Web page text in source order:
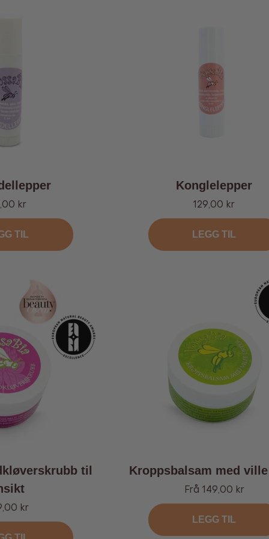
kr
TIL
Konglelepper
Tilbud
129,00 kr
LEGG TIL
til
kr
Kroppsbalsam med
Tilbud
Frå 149,00 kr
LEGG TIL